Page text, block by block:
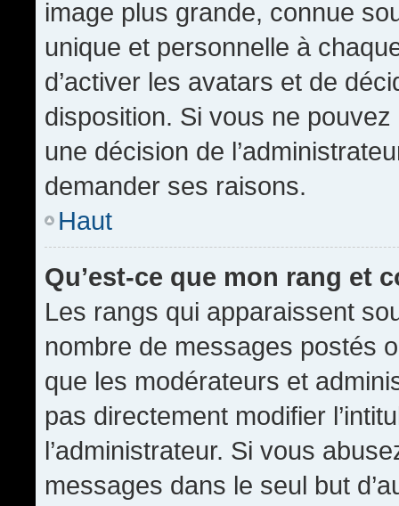
image plus grande, connue
unique et personnelle à
d’activer les avatars et de
disposition. Si vous ne pouvez
une décision de
demander ses raisons.
Haut
Qu’est-ce que mon rang et
Les rangs qui apparaissent
nombre de messages postés
que les modérateurs et
pas directement modifier
l’administrateur. Si vous
messages dans le seul but